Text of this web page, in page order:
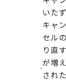
いた
キャ
セル
り直
が増
され